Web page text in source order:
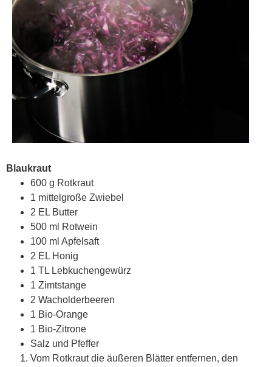
Blaukraut
600 g Rotkraut
1 mittelgroße Zwiebel
2 EL Butter
500 ml Rotwein
100 ml Apfelsaft
2 EL Honig
1 TL Lebkuchengewürz
1 Zimtstange
2 Wacholderbeeren
1 Bio-Orange
1 Bio-Zitrone
Salz und Pfeffer
Vom Rotkraut die äußeren Blätter entfernen, den